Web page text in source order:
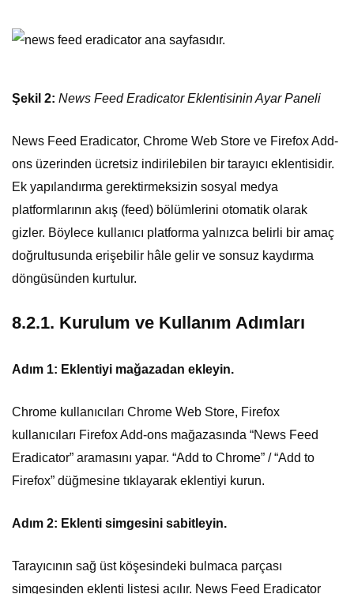
Şekil 2: News Feed Eradicator Eklentisinin Ayar Paneli
News Feed Eradicator, Chrome Web Store ve Firefox Add-
ons üzerinden ücretsiz indirilebilen bir tarayıcı eklentisidir.
Ek yapılandırma gerektirmeksizin sosyal medya
platformlarının akış (feed) bölümlerini otomatik olarak
gizler. Böylece kullanıcı platforma yalnızca belirli bir amaç
doğrultusunda erişebilir hâle gelir ve sonsuz kaydırma
döngüsünden kurtulur.
8.2.1. Kurulum ve Kullanım Adımları
Adım 1: Eklentiyi mağazadan ekleyin.
Chrome kullanıcıları Chrome Web Store, Firefox
kullanıcıları Firefox Add-ons mağazasında “News Feed
Eradicator” aramasını yapar. “Add to Chrome” / “Add to
Firefox” düğmesine tıklayarak eklentiyi kurun.
Adım 2: Eklenti simgesini sabitleyin.
Tarayıcının sağ üst köşesindeki bulmaca parçası
simgesinden eklenti listesi açılır. News Feed Eradicator